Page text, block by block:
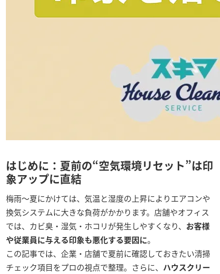
はじめに：夏前の“空気環境リセット”は印
象アップに直結
梅雨〜夏にかけては、気温と湿度の上昇によりエアコンや
換気システムに大きな負荷がかかります。店舗やオフィス
では、カビ臭・湿気・ホコリが発生しやすくなり、 お客様
や従業員に与える印象も悪化する要因に。
この記事では、企業・店舗で夏前に確認しておきたい清掃
チェック項目をプロの視点で整理。さらに、 ハウスクリー